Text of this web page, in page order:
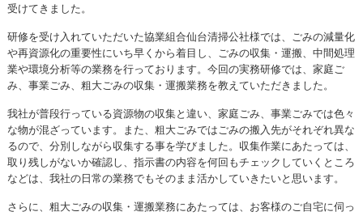
受けてきました。
研修を受け入れていただいた協業組合仙台清掃公社様では、ごみの減量化
や再資源化の重要性にいち早くから着目し、ごみの収集・運搬、中間処理
業や環境分析等の業務を行っております。今回の実務研修では、家庭ご
み、事業ごみ、粗大ごみの収集・運搬業務を教えていただきました。
我社が普段行っている資源物の収集と違い、家庭ごみ、事業ごみでは色々
な物が混ざっています。また、粗大ごみではごみの搬入先がそれぞれ異な
るので、分別しながら収集する事を学びました。収集作業にあたっては、
取り残しがないか確認し、指示書の内容を何回もチェックしていくところ
などは、我社の日常の業務でもそのまま活かしていきたいと思います。
さらに、粗大ごみの収集・運搬業務にあたっては、お客様のご自宅に伺っ